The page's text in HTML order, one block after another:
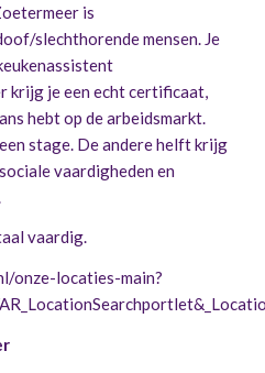
is
slechthorende mensen. Je
krijg je een echt certificaat,
hebt op de arbeidsmarkt.
stage. De andere helft krijg
vaardigheden en
vaardig.
onze-locaties-main?